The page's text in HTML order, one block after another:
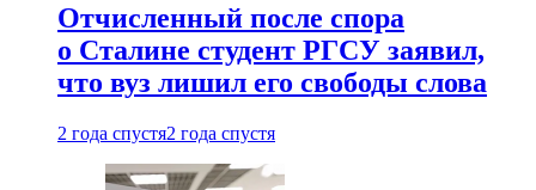
Отчисленный после спора
о Сталине студент РГСУ заявил,
что вуз лишил его свободы слова
2 года спустя2 года спустя